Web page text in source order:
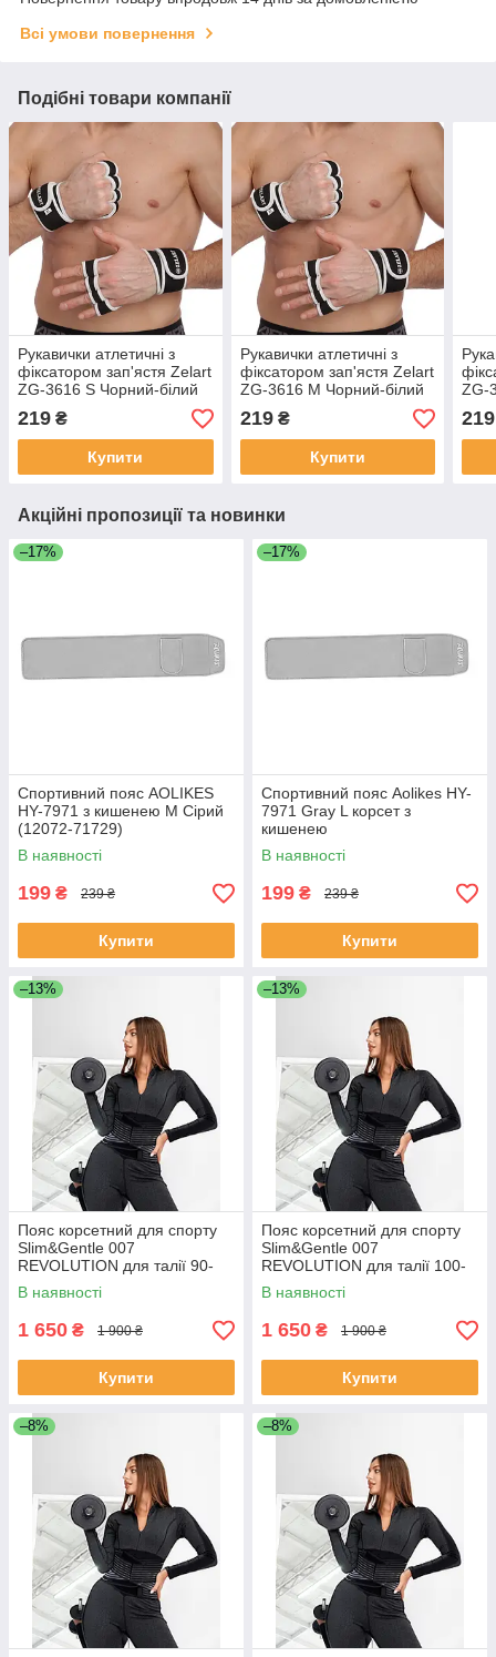
Всі умови повернення
Подібні товари компанії
Рукавички атлетичні з
фіксатором зап'ястя Zelart
ZG-3616 S Чорний-білий
219 ₴
Купити
Рукавички атлетичні з
фіксатором зап'ястя Zelart
ZG-3616 M Чорний-білий
219₴
Купити
ZG-
219
Акційні пропозиції та новинки
–17%
Спортивний пояс AOLIKES
HY-7971 з кишенею M Сірий
(12072-71729)
В наявності
199 ₴ 239 ₴
Купити
–17%
Спортивний пояс Aolikes HY-
7971 Gray L корсет з
кишенею
В наявності
199 ₴ 239 ₴
Купити
–13%
Пояс корсетний для спорту
Slim&Gentle 007
REVOLUTION для талії 90-
100 см 30 чорний
В наявності
1 650 ₴ 1 900 ₴
Купити
–13%
Пояс корсетний для спорту
Slim&Gentle 007
REVOLUTION для талії 100-
110 см 32 чорний
В наявності
1 650 ₴ 1 900 ₴
Купити
–8% –8%